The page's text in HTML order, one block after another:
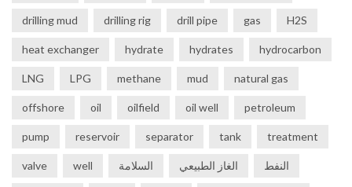
drilling mud drilling rig drill pipe gas H2S
heat exchanger hydrate hydrates hydrocarbon
LNG LPG methane mud natural gas
offshore oil oilfield oil well petroleum
pump reservoir separator tank treatment
valve well السلامة الغاز الطبيعي النفط